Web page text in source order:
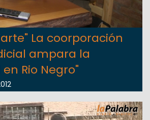
La coorporación
ampara la
Rio Negro"